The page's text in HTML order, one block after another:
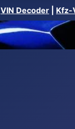
VIN Decoder Kfz-